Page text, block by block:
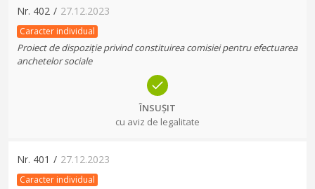
Nr. 402 / 27.12.2023
Caracter individual
Proiect de dispoziție privind constituirea comisiei pentru efectuarea
anchetelor sociale
ÎNSUȘIT
cu aviz de legalitate
Nr. 401 / 27.12.2023
Caracter individual